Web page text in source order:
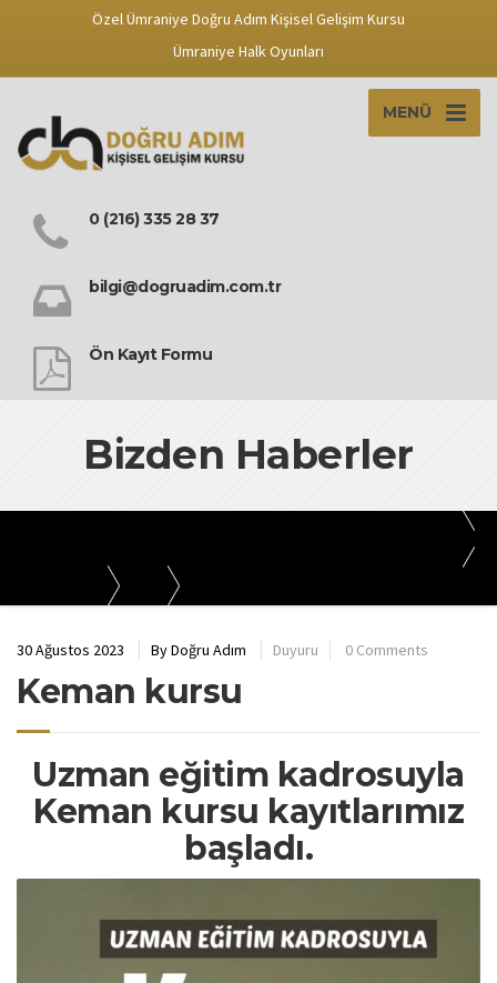
Özel Ümraniye Doğru Adım Kişisel Gelişim Kursu
Ümraniye Halk Oyunları
MENÜ
0 (216) 335 28 37
bilgi@dogruadim.com.tr
Ön Kayıt Formu
Bizden Haberler
30 Ağustos 2023 ByDoğru Adım Duyuru 0 Comments
Keman kursu
Uzman eğitim kadrosuyla
Keman kursu kayıtlarımız
başladı.